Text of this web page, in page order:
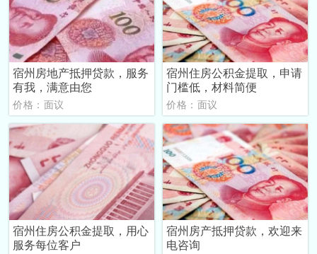
宿州房地产抵押贷款，服务
有我，满意由您
价格：面议
宿州住房公积金提取，申请
门槛低，材料简便
价格：面议
宿州住房公积金提取，用心
服务每位客户
宿州房产抵押贷款，欢迎来
电咨询